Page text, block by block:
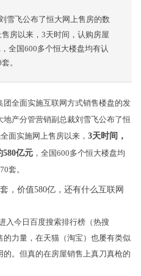
雪飞公布了恒大网上售房的数
房以来，3天时间，认购房屋
全国600多个恒大楼盘均有认
。
团全面实施互联网方式销售楼盘的发
产分管营销副总裁刘雪飞公布了恒
面实施网上售房以来， 3天时间，
580亿元 ，全国600多个恒大楼盘均
套。
入今日百度搜索排行榜（热搜
力量，在天猫（淘宝）也屡有类似
。但真的在房屋销售上真刀真枪的